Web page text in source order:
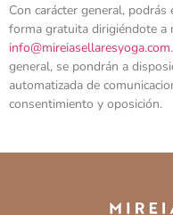
Con carácter general,
forma gratuita dirigiéndote a
info@mireiasellaresyoga.com
general, se pondrán a
automatizada de
consentimiento y oposición.